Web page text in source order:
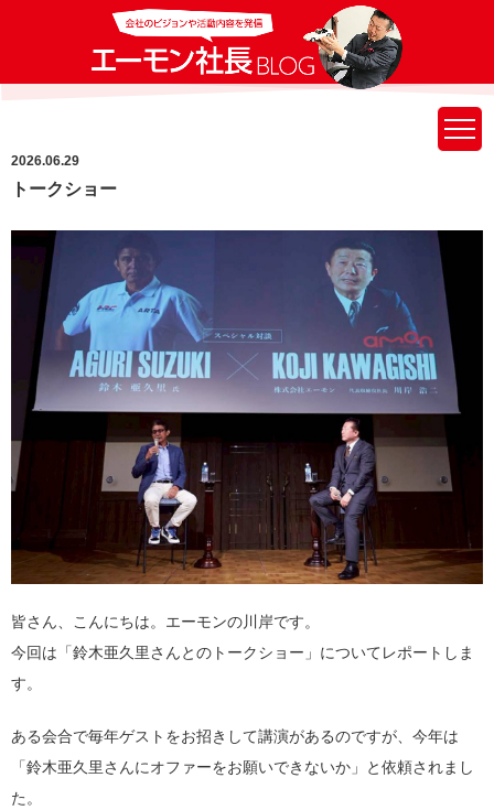
2026.06.29
トークショー
皆さん、こんにちは。エーモンの川岸です。
今回は「鈴木亜久里さんとのトークショー」についてレポートしま
す。
ある会合で毎年ゲストをお招きして講演があるのですが、今年は
「鈴木亜久里さんにオファーをお願いできないか」と依頼されまし
た。